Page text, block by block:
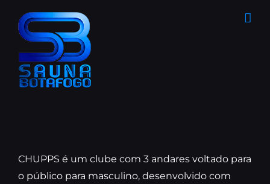
para
conteúdo
CHUPPS é um clube com 3 andares voltado para
o público para masculino, desenvolvido com